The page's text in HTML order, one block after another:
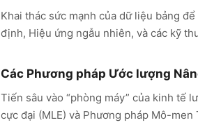
Khai thác sức mạnh của dữ liệu bảng
định, Hiệu ứng ngẫu nhiên, và các kỹ
Các Phương pháp Ước lượng
Tiến sâu vào “phòng máy” của kinh tế
cực đại (MLE) và Phương pháp Mô-